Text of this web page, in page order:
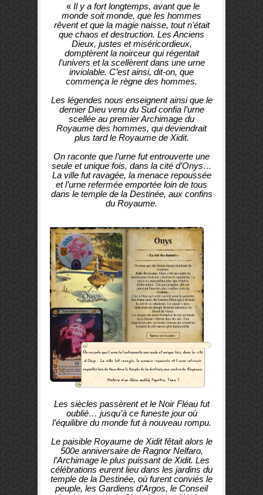
« Il y a fort longtemps, avant que le
monde soit monde, que les hommes
rêvent et que la magie naisse, tout n’était
que chaos et destruction. Les Anciens
Dieux, justes et miséricordieux,
domptèrent la noirceur qui régentait
l’univers et la scellèrent dans une urne
inviolable. C’est ainsi, dit-on, que
commença le règne des hommes.
Les légendes nous enseignent ainsi que le
dernier Dieu venu du Sud confia l’urne
scellée au premier Archimage du
Royaume des hommes, qui deviendrait
plus tard le Royaume de Xidit.
On raconte que l’urne fut entrouverte une
seule et unique fois, dans la cité d’Onys…
La ville fut ravagée, la menace repoussée
et l’urne refermée emportée loin de tous
dans le temple de la Destinée, aux confins
du Royaume.
Les siècles passèrent et le Noir Fléau fut
oublié… jusqu’à ce funeste jour où
l’équilibre du monde fut à nouveau rompu.
Le paisible Royaume de Xidit fêtait alors le
500e anniversaire de Ragnor Nelfaro,
l’Archimage le plus puissant de Xidit. Les
célébrations eurent lieu dans les jardins du
temple de la Destinée, où furent conviés le
peuple, les Gardiens d’Argos, le Conseil